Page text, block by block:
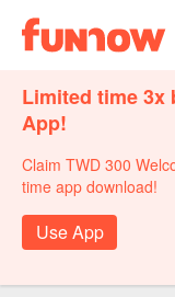
Limited time 3x
App!
Claim TWD 300
time app download!
Use App